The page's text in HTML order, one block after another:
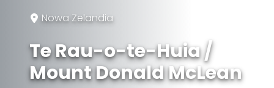
Nowa Zelandia
Te Rau-o-te-Huia /
Mount Donald McLean